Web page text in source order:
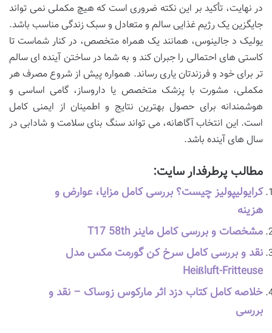
در نهایت، تأکید بر این نکته ضروری است که هیچ مکملی نمی تواند
جایگزین یک رژیم غذایی سالم و متعادل و سبک زندگی مناسب باشد.
یولیک د جالینوس، همانند یک همراه متخصص، در کنار شماست تا
کاستی های احتمالی را جبران کند و به شما در ساختن آینده ای سالم
تر برای خود و فرزندتان یاری رساند. همواره پیش از شروع مصرف هر
مکملی، مشورت با پزشک متخصص یا داروساز، گامی اساسی و
هوشمندانه برای حصول بهترین نتایج و اطمینان از ایمنی کامل
است. این انتخاب آگاهانه، می تواند سنگ بنای سلامت و شادابی در
سال های آینده باشد.
مطالب پرطرفدار سایت:
کرایولیپولیز چیست؟ بررسی کامل مزایا، عوارض و
هزینه
مشخصات و بررسی کامل ماینر T17 58th
نقد و بررسی کامل سرخ کن گورمت مکس مدل
Heißluft-Fritteuse
خلاصه کامل کتاب دزد اثر مارکوس زوساک – نقد و
بررسی